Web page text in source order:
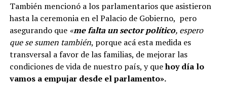
También mencionó a los parlamentarios que asistieron
hasta la ceremonia en el Palacio de Gobierno, pero
asegurando que «me falta un sector político, espero
que se sumen también, porque acá esta medida es
transversal a favor de las familias, de mejorar las
condiciones de vida de nuestro país, y quehoy día lo
vamos a empujar desde el parlamento».